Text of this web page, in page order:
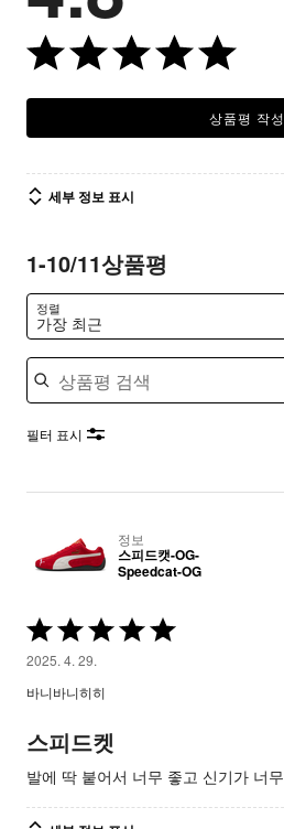
상품평 작성
세부 정보 표시
1-10/11상품평
정렬
가장 최근
상품평 검색
필터 표시
정보
스피드캣-OG-
Speedcat-OG
5
중
평
가
됨
2025. 4. 29.
바니바니히히
스피드켓
발에 딱 붙어서 너무 좋고 신기가 너